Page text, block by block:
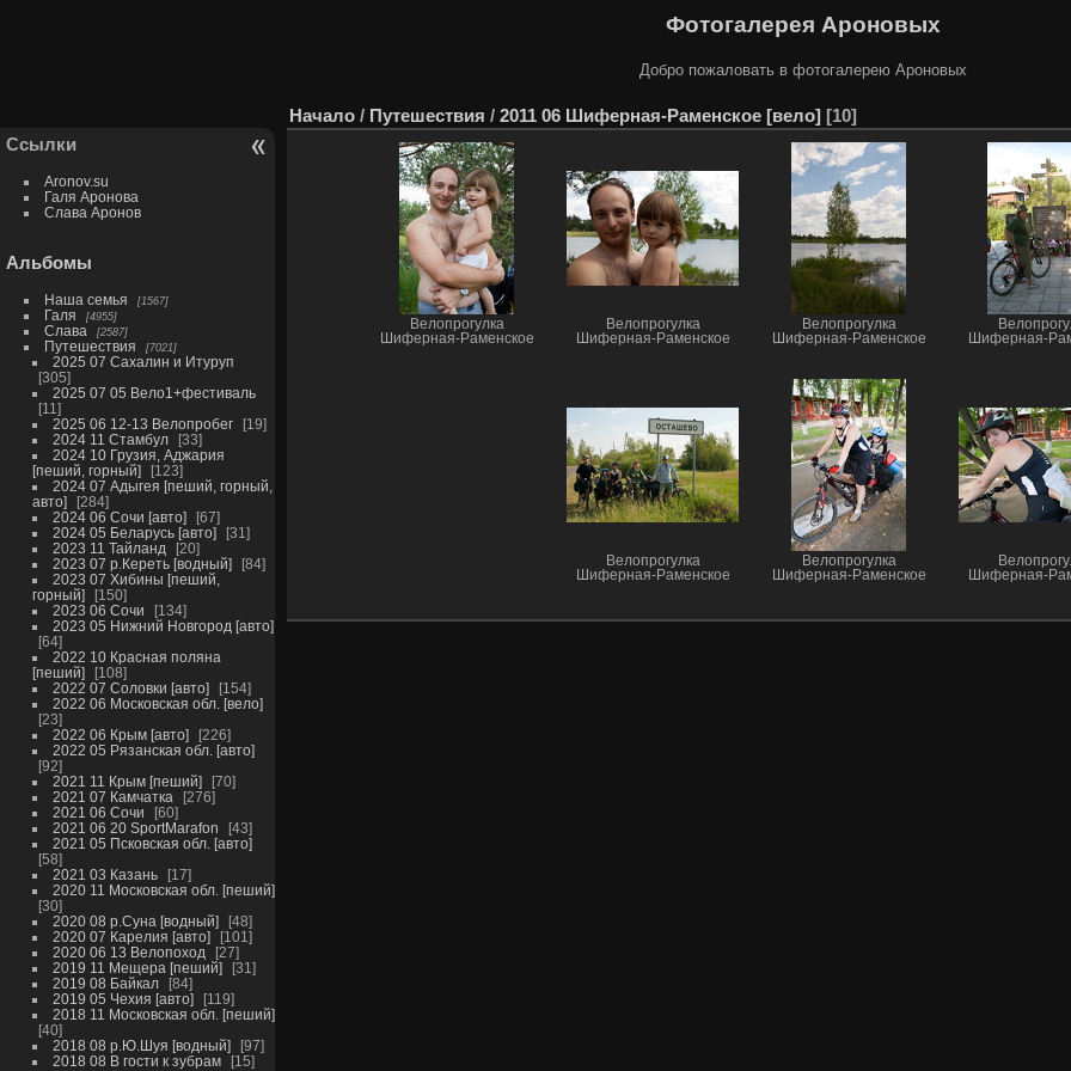
Фотогалерея Ароновых
Добро пожаловать в фотогалерею Ароновых
Ссылки
Aronov.su
Галя Аронова
Слава Аронов
Альбомы
Наша семья 1567
Галя 4955
Слава 2587
Путешествия 7021
2025 07 Сахалин и Итуруп
305
2025 07 05 Вело1+фестиваль
11
2025 06 12-13 Велопробег
19
2024 11 Стамбул
33
2024 10 Грузия, Аджария
[пеший, горный]
123
2024 07 Адыгея [пеший, горный,
авто]
284
2024 06 Сочи [авто]
67
2024 05 Беларусь [авто]
31
2023 11 Тайланд
20
2023 07 р.Кереть [водный]
84
2023 07 Хибины [пеший,
горный]
150
2023 06 Сочи
134
2023 05 Нижний Новгород [авто]
64
2022 10 Красная поляна
[пеший]
108
2022 07 Соловки [авто]
154
2022 06 Московская обл. [вело]
23
2022 06 Крым [авто]
226
2022 05 Рязанская обл. [авто]
92
2021 11 Крым [пеший]
70
2021 07 Камчатка
276
2021 06 Сочи
60
2021 06 20 SportMarafon
43
2021 05 Псковская обл. [авто]
58
2021 03 Казань
17
2020 11 Московская обл. [пеший]
30
2020 08 р.Суна [водный]
48
2020 07 Карелия [авто]
101
2020 06 13 Велопоход
27
2019 11 Мещера [пеший]
31
2019 08 Байкал
84
2019 05 Чехия [авто]
119
2018 11 Московская обл. [пеший]
40
2018 08 р.Ю.Шуя [водный]
97
2018 08 В гости к зубрам
15
Начало / Путешествия / 2011 06 Шиферная-Раменское [вело] 10
Велопрогулка
Шиферная-Раменское
Велопрогулка
Шиферная-Раменское
Велопрогулка
Шиферная-Раменское
Шиферная-
Велопрогулка
Шиферная-Раменское
Велопрогулка
Шиферная-Раменское
Шиферная-